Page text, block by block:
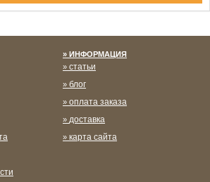
ИНФОРМАЦИЯ
статьи
блог
оплата заказа
доставка
карта сайта